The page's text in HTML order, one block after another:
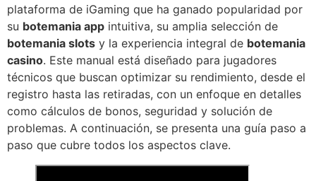
plataforma de iGaming que ha ganado popularidad por
su botemania app intuitiva, su amplia selección de
botemania slots y la experiencia integral de botemania
casino. Este manual está diseñado para jugadores
técnicos que buscan optimizar su rendimiento, desde el
registro hasta las retiradas, con un enfoque en detalles
como cálculos de bonos, seguridad y solución de
problemas. A continuación, se presenta una guía paso a
paso que cubre todos los aspectos clave.